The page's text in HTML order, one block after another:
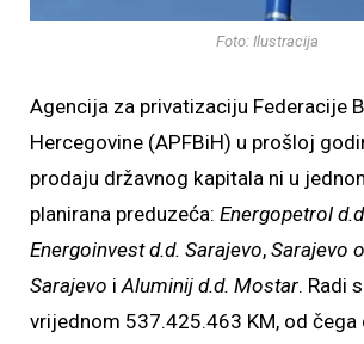
Foto: Ilustracija
Agencija za privatizaciju Federacije
Hercegovine (APFBiH) u prošloj
prodaju državnog kapitala ni u
planirana preduzeća: Energopetrol
Energoinvest d.d. Sarajevo, Sarajevo
Sarajevo iAluminij d.d. Mostar. Radi
vrijednom 537.425.463 KM, od čega